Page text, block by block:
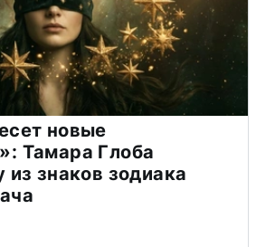
новые
Тамара Глоба
из знаков зодиака